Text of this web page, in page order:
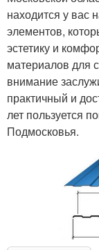
находится у вас
элементов,
эстетику и
материалов для
внимание
практичный и
лет пользуется
Подмосковья.